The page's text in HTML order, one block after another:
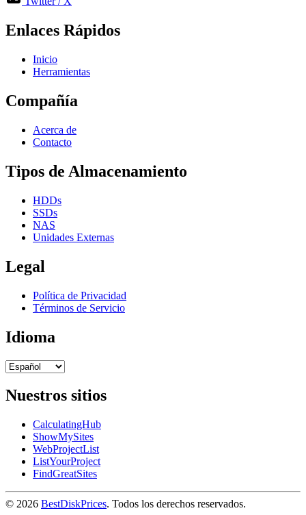
Enlaces Rápidos
Inicio
Herramientas
Compañía
Acerca de
Contacto
Tipos de Almacenamiento
HDDs
SSDs
NAS
Unidades Externas
Legal
Política de Privacidad
Términos de Servicio
Idioma
Nuestros sitios
CalculatingHub
ShowMySites
WebProjectList
ListYourProject
FindGreatSites
© 2026 BestDiskPrices. Todos los derechos reservados.